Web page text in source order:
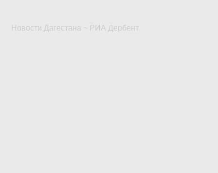
Новости Дагестана ~ РИА Дербент